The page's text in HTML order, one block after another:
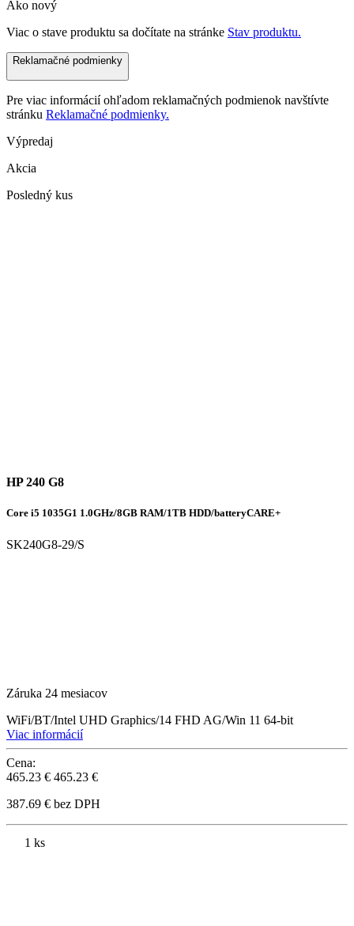
Ako nový
Viac o stave produktu sa dočítate na stránke Stav produktu.
Reklamačné podmienky
Pre viac informácií ohľadom reklamačných podmienok navštívte
stránku Reklamačné podmienky.
Výpredaj
Akcia
Posledný kus
HP 240 G8
Core i5 1035G1 1.0GHz/8GB RAM/1TB HDD/batteryCARE+
SK240G8-29/S
Záruka 24 mesiacov
WiFi/BT/Intel UHD Graphics/14 FHD AG/Win 11 64-bit
Viac informácií
Cena:
465.23 € 465.23 €
387.69 € bez DPH
1 ks